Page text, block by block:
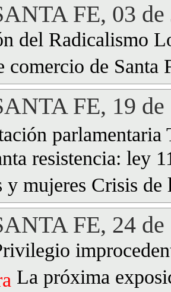
FE, 03
del Radicalismo
comercio de Santa
FE, 19
resistencia: ley
y mujeres Crisis
FE, 24
La próxima